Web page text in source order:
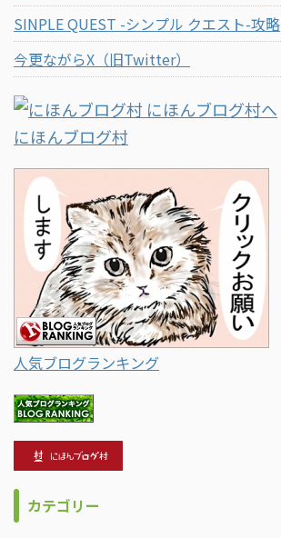
SINPLE QUEST -シンプル クエスト-攻略
今更ながらX（旧Twitter）
にほんブログ村
人気ブログランキング
カテゴリー